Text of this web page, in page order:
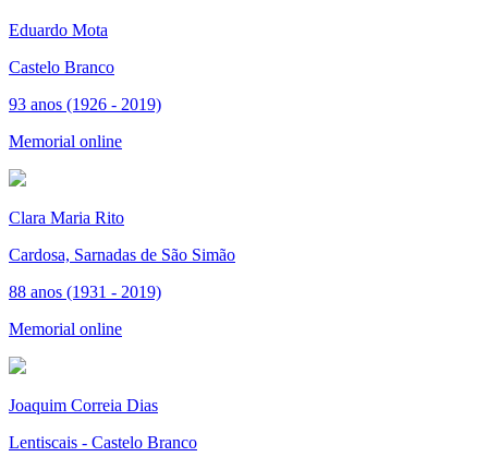
Eduardo Mota
Castelo Branco
93 anos (1926 - 2019)
Memorial online
Clara Maria Rito
Cardosa, Sarnadas de São Simão
88 anos (1931 - 2019)
Memorial online
Joaquim Correia Dias
Lentiscais - Castelo Branco